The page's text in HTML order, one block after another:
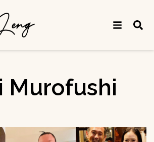
Murofushi